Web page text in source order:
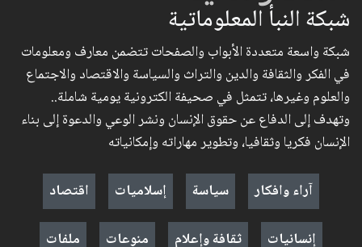
شبكة النبأ المعلوماتية
شبكة واسعة متعددة الأبواب والصفحات تتضمن معارف ومعلومات
في الفكر والثقافة والدين والتراث والسياسة والاقتصاد والاجتماع
والعلوم وغيرها، تتمثل في صحيفة الكترونية يومية شاملة..
وتهدف إلى الدفاع عن حقوق الإنسان ونشر الوعي والدعوة إلى بناء
الإنسان فكريا وثقافيا، وتطوير مهاراته وإمكانياته
آراء وافكار
سياسة إسلاميات
اقتصاد
إنسانيات
ثقافة وإعلام منوعات ملفات